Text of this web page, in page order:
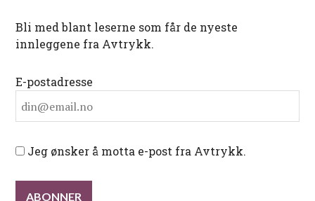
Bli med blant leserne som får de nyeste
innleggene fra Avtrykk.
E-postadresse
Jeg ønsker å motta e-post fra Avtrykk.